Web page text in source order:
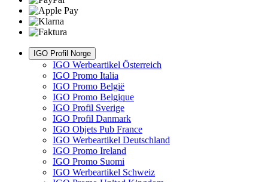
IGO Profil Norge
IGO Werbeartikel Österreich
IGO Promo Italia
IGO Promo België
IGO Promo Belgique
IGO Profil Sverige
IGO Profil Danmark
IGO Objets Pub France
IGO Werbeartikel Deutschland
IGO Promo Ireland
IGO Promo Suomi
IGO Werbeartikel Schweiz